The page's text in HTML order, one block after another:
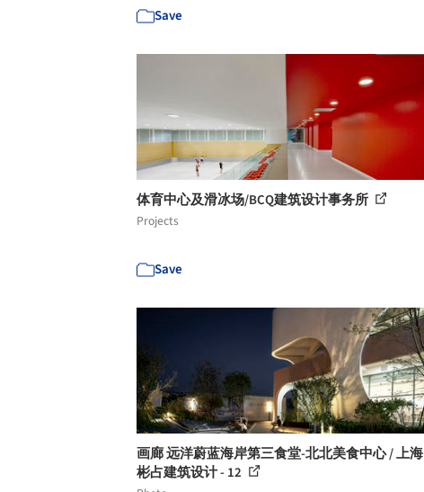
Save
体育中心及滑冰场/BCQ建筑设计事务所
Projects
Save
画廊 远洋蔚蓝海岸第三食堂-北北美食中心 / 上海
彬占建筑设计 - 12